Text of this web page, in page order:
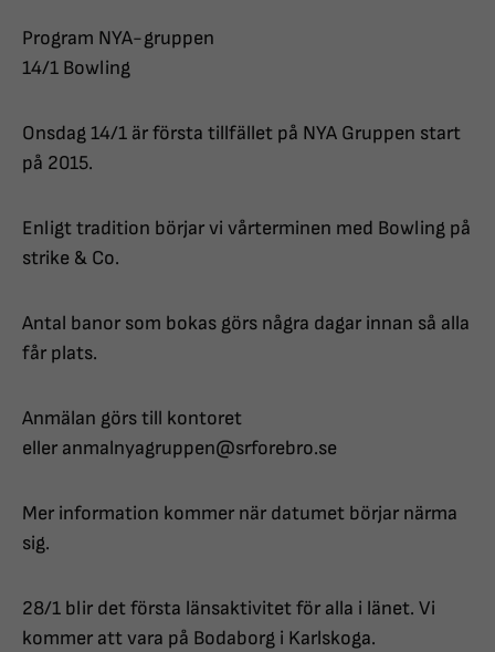
Program NYA-gruppen
14/1 Bowling
Onsdag 14/1 är första tillfället på NYA Gruppen start
på 2015.
Enligt tradition börjar vi vårterminen med Bowling på
strike & Co.
Antal banor som bokas görs några dagar innan så alla
får plats.
Anmälan görs till kontoret
eller anmalnyagruppen@srforebro.se
Mer information kommer när datumet börjar närma
sig.
28/1 blir det första länsaktivitet för alla i länet. Vi
kommer att vara på Bodaborg i Karlskoga.